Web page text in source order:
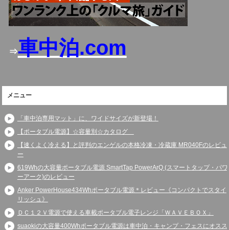
⇒車中泊.com
メニュー
「車中泊専用マット」に、ワイドサイズが新登場！
【ポータブル電源】☆容量別☆カタログ
【速くよく冷える】と評判のエンゲルの本格冷凍・冷蔵庫 MR040Fのレビュ
ー
619Whの大容量ポータブル電源 SmartTap PowerArQ (スマートタップ・パワ
ーアーク)のレビュー
Anker PowerHouse434Whポータブル電源＊レビュー《コンパクトでスタイ
リッシュ》
ＤＣ１２Ｖ電源で使える車載ポータブル電子レンジ「ＷＡＶＥＢＯＸ」
suaokiの大容量400Whポータブル電源は車中泊・キャンプ・フェスにオスス